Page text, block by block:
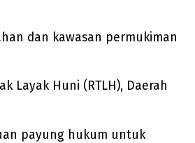
dan kawasan permukiman
Layak Huni (RTLH), Daerah
payung hukum untuk